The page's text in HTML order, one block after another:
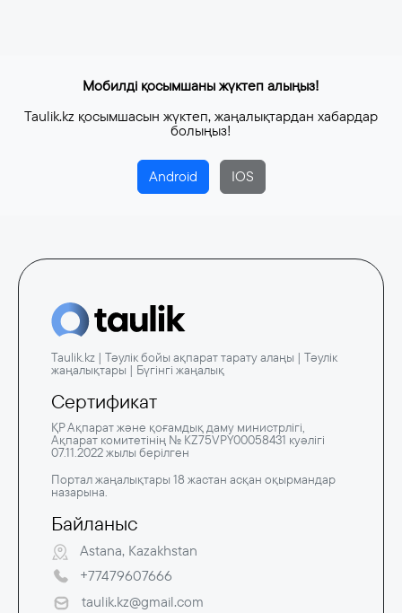
Мобилді қосымшаны жүктеп алыңыз!
Taulik.kz қосымшасын жүктеп, жаңалықтардан хабардар
болыңыз!
Android IOS
Taulik.kz | Тәулік бойы ақпарат тарату алаңы | Тәулік
жаңалықтары | Бүгінгі жаңалық
Сертификат
ҚР Ақпарат және қоғамдық даму министрлігі,
Ақпарат комитетінің № KZ75VPY00058431 куәлігі
07.11.2022 жылы берілген
Портал жаңалықтары 18 жастан асқан оқырмандар
назарына.
Байланыс
Astana, Kazakhstan
+77479607666
taulik.kz@gmail.com